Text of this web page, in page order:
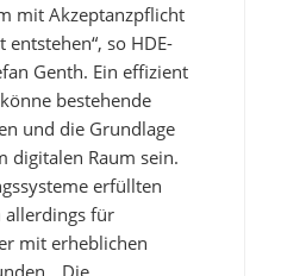
mit Akzeptanzpflicht
so HDE-
Genth. Ein effizient
bestehende
und die Grundlage
digitalen Raum sein.
erfüllten
allerdings für
mit erheblichen
„Die